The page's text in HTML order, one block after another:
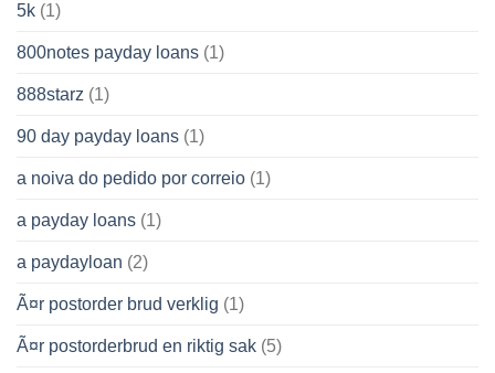
5k (1)
800notes payday loans (1)
888starz (1)
90 day payday loans (1)
a noiva do pedido por correio (1)
a payday loans (1)
a paydayloan (2)
Ã¤r postorder brud verklig (1)
Ã¤r postorderbrud en riktig sak (5)